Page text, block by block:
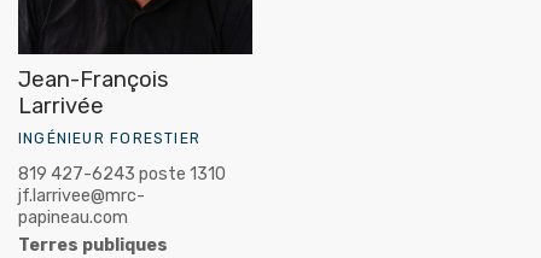
Jean-François
Larrivée
INGÉNIEUR FORESTIER
819 427-6243 poste 1310
jf.larrivee@mrc-
papineau.com
Terres publiques